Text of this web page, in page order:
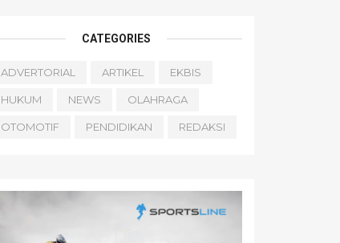
CATEGORIES
ADVERTORIAL ARTIKEL EKBIS
HUKUM NEWS OLAHRAGA
OTOMOTIF PENDIDIKAN REDAKSI